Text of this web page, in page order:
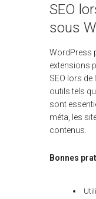
SEO
sous
WordPress
extensions
SEO lors de
outils tels
sont
méta, les
contenus.
Bonnes